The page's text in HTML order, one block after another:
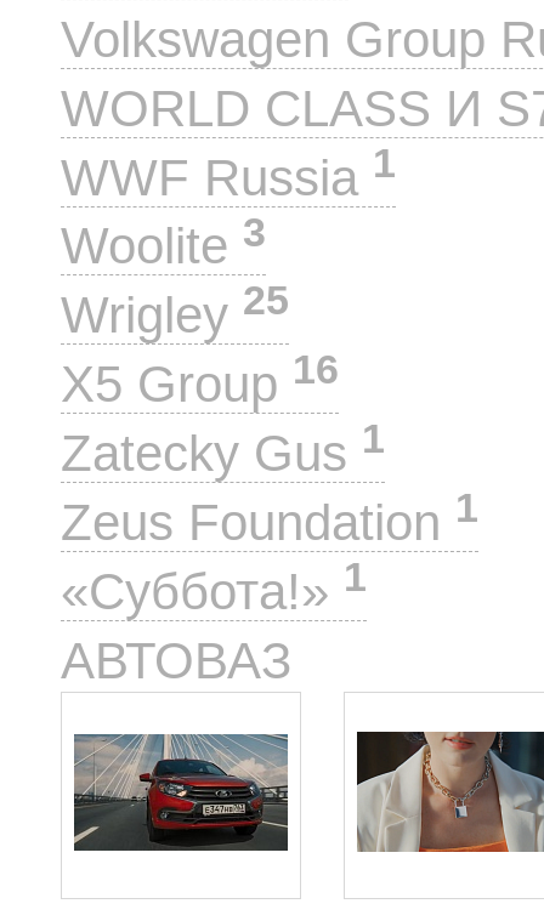
Volkswagen Group
WORLD CLASS И
WWF Russia 1
Woolite 3
Wrigley 25
X5 Group 16
Zatecky Gus 1
Zeus Foundation 1
«Суббота!» 1
АВТОВАЗ